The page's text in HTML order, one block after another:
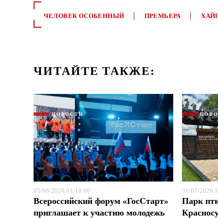
ЧЕЛОВЕК ОСОБЕННЫЙ ПРЕМЬЕРА
ЧИТАЙТЕ ТАКЖЕ:
НОВОСТИ
05/08/2026 01:10:00
Всероссийский форум «ГосСтарт»
приглашает к участию молодежь
31/07/2026
Парк